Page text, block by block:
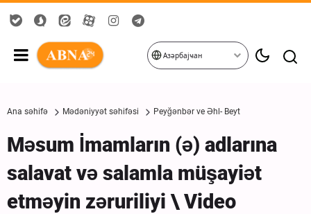
Азәрбајҹан
Ana səhifə Mədəniyyət səhifəsi Peyğənbər ve Əhl- Beyt
Məsum İmamların (ə) adlarına
salavat və salamla müşayiət
etməyin zəruriliyi \ Video